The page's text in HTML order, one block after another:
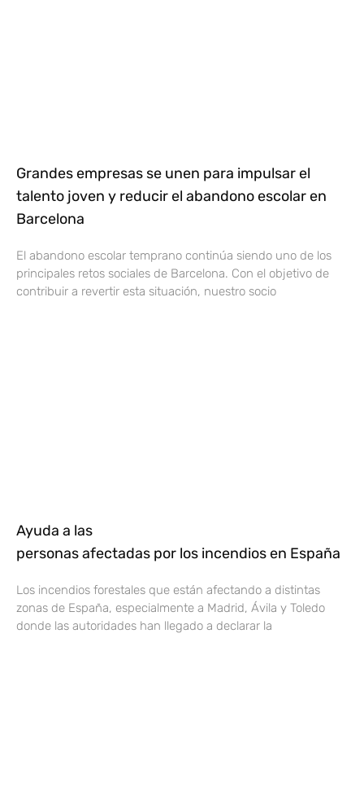
Grandes empresas se unen para impulsar el
talento joven y reducir el abandono escolar en
Barcelona
El abandono escolar temprano continúa siendo uno de los
principales retos sociales de Barcelona. Con el objetivo de
contribuir a revertir esta situación, nuestro socio
Ayuda a las
personas afectadas por los incendios en España
Los incendios forestales que están afectando a distintas
zonas de España, especialmente a Madrid, Ávila y Toledo
donde las autoridades han llegado a declarar la